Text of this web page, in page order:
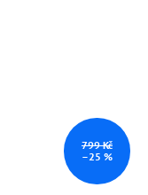
799 Kč
–25 %